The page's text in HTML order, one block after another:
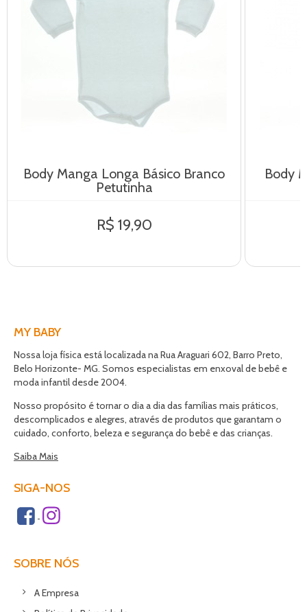
Body Manga Longa Básico Branco
Petutinha
R$ 19,90
Body
MY BABY
Nossa loja física está localizada na Rua Araguari 602, Barro Preto,
Belo Horizonte- MG. Somos especialistas em enxoval de bebê e
moda infantil desde 2004.
Nosso propósito é tornar o dia a dia das famílias mais práticos,
descomplicados e alegres, através de produtos que garantam o
cuidado, conforto, beleza e segurança do bebê e das crianças.
Saiba Mais
SIGA-NOS
SOBRE NÓS
A Empresa